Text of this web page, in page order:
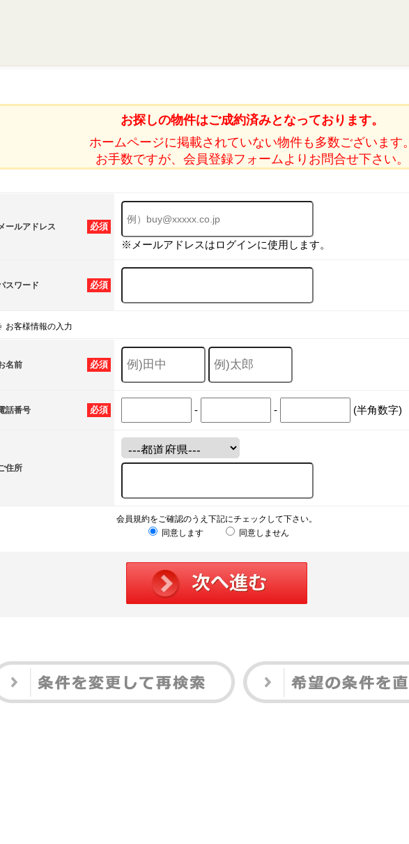
お探しの物件はご成約済みとなっております。
ホームページに掲載されていない物件も多数ございます。
お手数ですが、会員登録フォームよりお問合せ下さい。
必須
ールアドレス
※メールアドレスはログインに使用します。
必須
スワード
お客様情報の入力
必須
名前
必須
話番号 - - (半角数字)
住所
会員規約をご確認のうえ下記にチェックして下さい。
同意します
同意しません